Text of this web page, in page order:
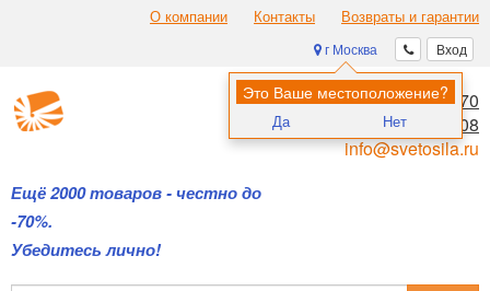
О компании Контакты Возвраты и гарантии
Вход
г Москва
Это Ваше местоположение?
Да Нет
Ещё 2000 товаров - честно до
-70%.
Убедитесь лично!
8 (495) 970-00-70
8 (800) 700-11-08
info@svetosila.ru